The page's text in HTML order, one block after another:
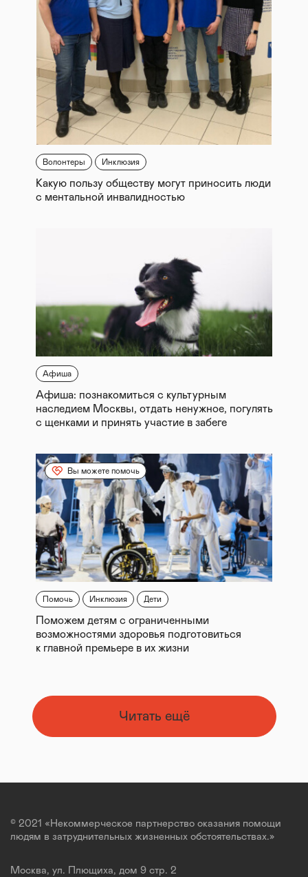
Волонтеры Инклюзия
Какую пользу обществу могут приносить люди
с ментальной инвалидностью
Афиша
Афиша: познакомиться с культурным
наследием Москвы, отдать ненужное, погулять
с щенками и принять участие в забеге
Вы можете помочь
Помочь Инклюзия Дети
Поможем детям с ограниченными
возможностями здоровья подготовиться
к главной премьере в их жизни
Читать ещё
© 2021 «Некоммерческое партнерство оказания помощи
людям в затруднительных жизненных обстоятельствах.»
Москва, ул. Плющиха, дом 9 стр. 2